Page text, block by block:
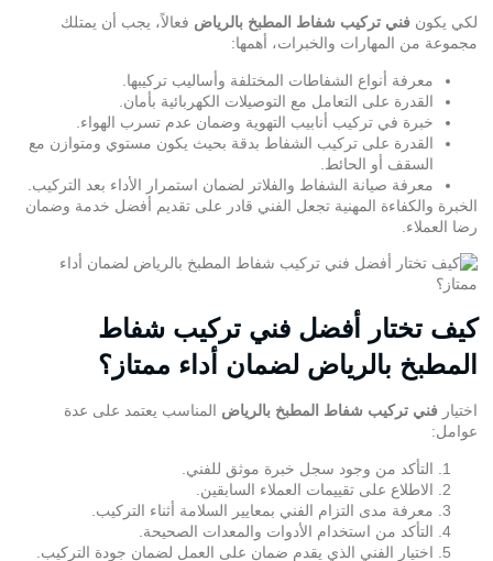
لكي يكون فني تركيب شفاط المطبخ بالرياض فعالاً، يجب أن يمتلك
مجموعة من المهارات والخبرات، أهمها:
معرفة أنواع الشفاطات المختلفة وأساليب تركيبها.
القدرة على التعامل مع التوصيلات الكهربائية بأمان.
خبرة في تركيب أنابيب التهوية وضمان عدم تسرب الهواء.
القدرة على تركيب الشفاط بدقة بحيث يكون مستوي ومتوازن مع
السقف أو الحائط.
معرفة صيانة الشفاط والفلاتر لضمان استمرار الأداء بعد التركيب.
الخبرة والكفاءة المهنية تجعل الفني قادر على تقديم أفضل خدمة وضمان
رضا العملاء.
كيف تختار أفضل فني تركيب شفاط
المطبخ بالرياض لضمان أداء ممتاز؟
اختيار فني تركيب شفاط المطبخ بالرياض المناسب يعتمد على عدة
عوامل:
التأكد من وجود سجل خبرة موثق للفني.
الاطلاع على تقييمات العملاء السابقين.
معرفة مدى التزام الفني بمعايير السلامة أثناء التركيب.
التأكد من استخدام الأدوات والمعدات الصحيحة.
اختيار الفني الذي يقدم ضمان على العمل لضمان جودة التركيب.